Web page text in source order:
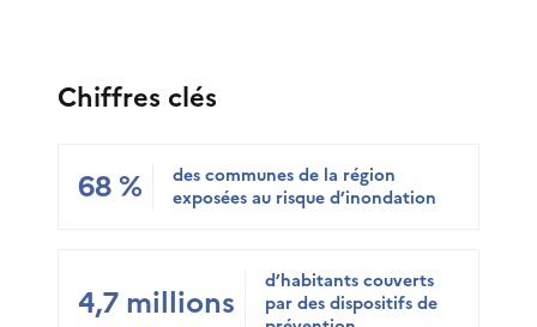
Chiffres clés
68 %
des communes de la région
exposées au risque d’inondation
4,7 millions
d’habitants couverts
par des dispositifs de